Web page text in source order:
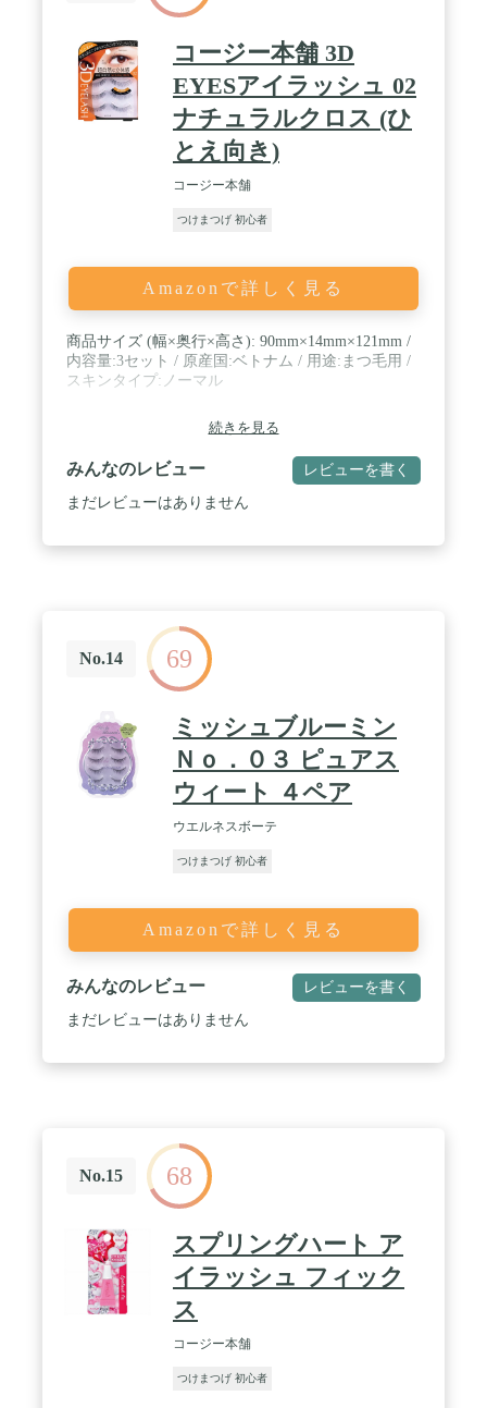
コージー本舗 3D
EYESアイラッシュ 02
ナチュラルクロス (ひ
とえ向き)
コージー本舗
つけまつげ 初心者
Amazonで詳しく見る
商品サイズ (幅×奥行×高さ): 90mm×14mm×121mm /
内容量:3セット / 原産国:ベトナム / 用途:まつ毛用 /
スキンタイプ:ノーマル
続きを見る
みんなのレビュー レビューを書く
まだレビューはありません
No.14 69
ミッシュブルーミン
Ｎｏ．０３ ピュアス
ウィート ４ペア
ウエルネスボーテ
つけまつげ 初心者
Amazonで詳しく見る
みんなのレビュー レビューを書く
まだレビューはありません
No.15 68
スプリングハート ア
イラッシュ フィック
ス
コージー本舗
つけまつげ 初心者